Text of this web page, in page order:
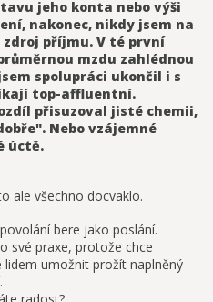
jeho konta nebo výši
nakonec, nikdy jsem na
příjmu. V té první
mzdu zahlédnou
spolupráci ukončil i s
top-affluentní.
přisuzoval jisté chemii,
Nebo vzájemné
úctě.
ale všechno docvaklo.
bere jako poslání.
své praxe, protože chce
umožnit prožít naplněný